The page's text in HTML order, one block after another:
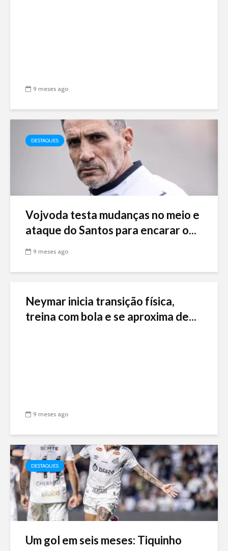
9 meses ago
DESTAQUES
Vojvoda testa mudanças no meio e
ataque do Santos para encarar o...
9 meses ago
Neymar inicia transição física,
treina com bola e se aproxima de...
9 meses ago
DESTAQUES
Um gol em seis meses: Tiquinho